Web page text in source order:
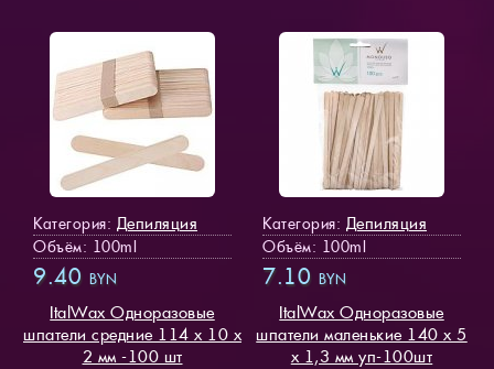
Категория: Депиляция
Объём: 100ml
9.40 BYN
ItalWax Одноразовые
шпатели средние 114 х 10 х
2 мм -100 шт
Категория: Депиляция
Объём: 100ml
7.10 BYN
ItalWax Одноразовые
шпатели маленькие 140 х 5
х 1,3 мм уп-100шт